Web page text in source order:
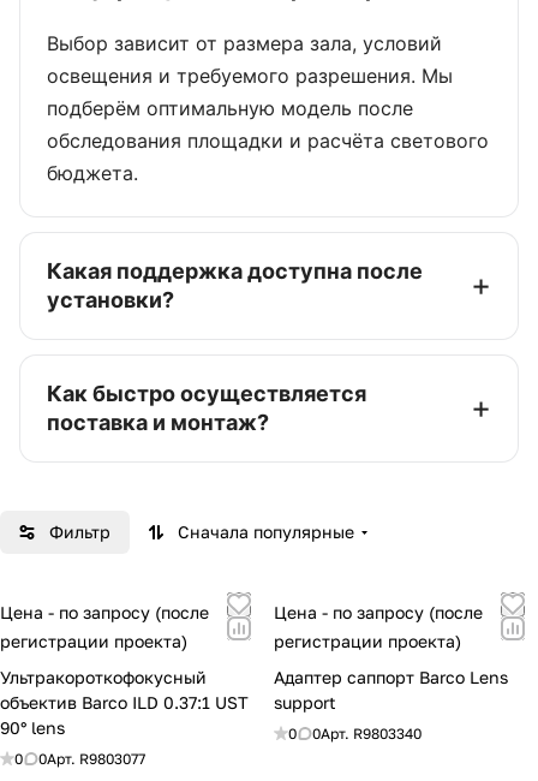
ой инфраструктуры,
а не как отдельную п
озицию.
ать неподходящее ре
рименения, формату
е.
в Москвы с консульта
Как выбрать Barco в Москве
Выбор оборудования Barco стоит начинать с
задачи, а не с конкретной модели.
01
Определить задачу
Переговорная, видеостена, проекторная
Выбор зависит от размера зала, условий
освещения и требуемого разрешения. Мы
подберём оптимальную модель после
обследования площадки и расчёта светового
бюджета.
Какая поддержка доступна после
установки?
Как быстро осуществляется
поставка и монтаж?
Фильтр Сначала популярные
Цена - по запросу (после
регистрации проекта)
Ультракороткофокусный
объектив Barco ILD 0.37:1 UST
90° lens
0 0Арт. R9803077
Цена - по запросу (после
регистрации проекта)
Адаптер саппорт Barco Lens
support
0 0Арт. R9803340